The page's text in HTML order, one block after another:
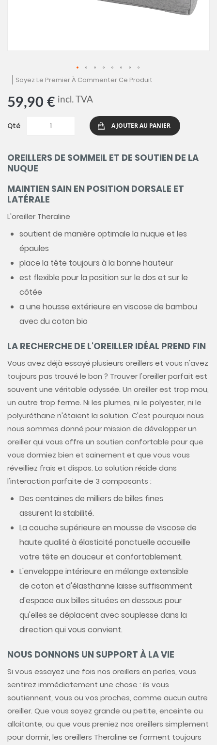
Soyez Le Premier À Commenter Ce Produit
59,90 € incl. TVA
Qté AJOUTER AU PANIER
OREILLERS DE SOMMEIL ET DE SOUTIEN DE LA
NUQUE
MAINTIEN SAIN EN POSITION DORSALE ET
LATÉRALE
L'oreiller Theraline
soutient de manière optimale la nuque et les
épaules
place la tête toujours à la bonne hauteur
est flexible pour la position sur le dos et sur le
côtée
a une housse extérieure en viscose de bambou
avec du coton bio
LA RECHERCHE DE L'OREILLER IDÉAL PREND FIN
Vous avez déjà essayé plusieurs oreillers et vous n'avez
toujours pas trouvé le bon ? Trouver l'oreiller parfait est
souvent une véritable odyssée. Un oreiller est trop mou,
un autre trop ferme. Ni les plumes, ni le polyester, ni le
polyuréthane n'étaient la solution. C'est pourquoi nous
nous sommes donné pour mission de développer un
oreiller qui vous offre un soutien confortable pour que
vous dormiez bien et sainement et que vous vous
réveilliez frais et dispos. La solution réside dans
l'interaction parfaite de 3 composants :
Des centaines de milliers de billes fines
assurent la stabilité.
La couche supérieure en mousse de viscose de
haute qualité à élasticité ponctuelle accueille
votre tête en douceur et confortablement.
L'enveloppe intérieure en mélange extensible
de coton et d'élasthanne laisse suffisamment
d'espace aux billes situées en dessous pour
qu'elles se déplacent avec souplesse dans la
direction qui vous convient.
NOUS DONNONS UN SUPPORT À LA VIE
Si vous essayez une fois nos oreillers en perles, vous
sentirez immédiatement une chose : ils vous
soutiennent, vous ou vos proches, comme aucun autre
oreiller. Que vous soyez grande ou petite, enceinte ou
allaitante, ou que vous preniez nos oreillers simplement
pour dormir, les oreillers Theraline se forment toujours
Skip
to
the
beginning
images